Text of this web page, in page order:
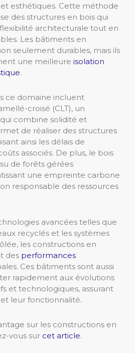
esthétiques. Cette méthode
des structures en bois qui
architecturale tout en
Les bâtiments en
seulement durables, mais ils
une meilleure isolation
.
ce domaine incluent
croisé (CLT), un
combine solidité et
de réaliser des structures
ainsi les délais de
associés. De plus, le bois
de forêts gérées
une empreinte carbone
responsable des ressources
avancées telles que
recyclés et les systèmes
les constructions en
des performances
Ces bâtiments sont aussi
rapidement aux évolutions
et technologiques, assurant
leur fonctionnalité.
sur les constructions en
vous sur cet article.